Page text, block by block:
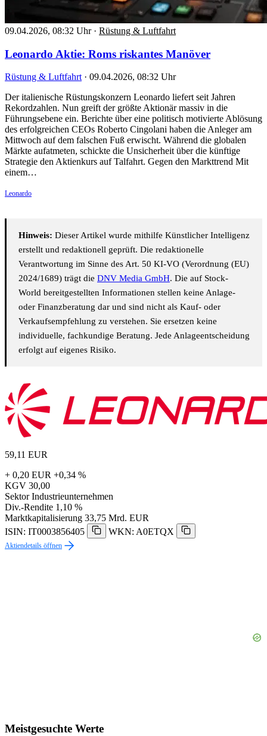
09.04.2026, 08:32 Uhr · Rüstung & Luftfahrt
Leonardo Aktie: Roms riskantes Manöver
Rüstung & Luftfahrt · 09.04.2026, 08:32 Uhr
Der italienische Rüstungskonzern Leonardo liefert seit Jahren
Rekordzahlen. Nun greift der größte Aktionär massiv in die
Führungsebene ein. Berichte über eine politisch motivierte Ablösung
des erfolgreichen CEOs Roberto Cingolani haben die Anleger am
Mittwoch auf dem falschen Fuß erwischt. Während die globalen
Märkte aufatmeten, schickte die Unsicherheit über die künftige
Strategie den Aktienkurs auf Talfahrt. Gegen den Markttrend Mit
einem…
Leonardo
Hinweis: Dieser Artikel wurde mithilfe Künstlicher Intelligenz
erstellt und redaktionell geprüft. Die redaktionelle
Verantwortung im Sinne des Art. 50 KI-VO (Verordnung (EU)
2024/1689) trägt die DNV Media GmbH. Die auf Stock-
World bereitgestellten Informationen stellen keine Anlage-
oder Finanzberatung dar und sind nicht als Kauf- oder
Verkaufsempfehlung zu verstehen. Sie ersetzen keine
individuelle, fachkundige Beratung. Jede Anlageentscheidung
erfolgt auf eigenes Risiko.
59,11 EUR
+ 0,20 EUR +0,34 %
KGV 30,00
Sektor Industrieunternehmen
Div.-Rendite 1,10 %
Marktkapitalisierung 33,75 Mrd. EUR
ISIN: IT0003856405
WKN: A0ETQX
Aktiendetails öffnen
Meistgesuchte Werte